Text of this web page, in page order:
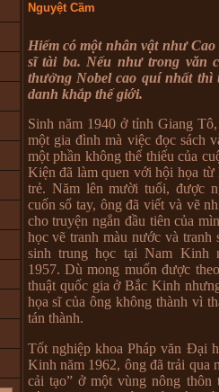
Nguyệt Cầm
Hiếm có một nhân vật như
sĩ tài ba. Nếu như trong văn
thưởng Nobel cao quí nhất thì
danh khắp thế giới.
Sinh năm 1940 ở tỉnh Giang
một gia đình mà việc đọc sách
một phần không thể thiếu của
Kiện đã làm quen với hội họa
trẻ. Năm lên mười tuổi, được
cuốn sổ tay, ông đã viết và vẽ
cho truyện ngắn đầu tiên của
học vẽ tranh màu nước và tranh
sinh trung học tại Nam Kinh
1957. Dù mong muốn được
thuật quốc gia ở Bắc Kinh
họa sĩ của ông không thành vì
tán thành.
Tốt nghiệp khoa Pháp văn Đại
Kinh năm 1962, ông đã trải qua
cải tạo” ở một vùng nông